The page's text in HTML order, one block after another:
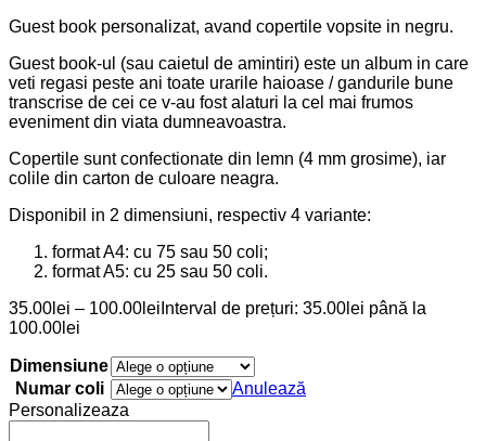
Guest book personalizat, avand copertile vopsite in negru.
Guest book-ul (sau caietul de amintiri) este un album in care
veti regasi peste ani toate urarile haioase / gandurile bune
transcrise de cei ce v-au fost alaturi la cel mai frumos
eveniment din viata dumneavoastra.
Copertile sunt confectionate din lemn (4 mm grosime), iar
colile din carton de culoare neagra.
Disponibil in 2 dimensiuni, respectiv 4 variante:
format A4: cu 75 sau 50 coli;
format A5: cu 25 sau 50 coli.
35.00 lei – 100.00 lei Interval de prețuri: 35.00lei până la
100.00lei
Dimensiune
Numar coli
Anulează
Personalizeaza